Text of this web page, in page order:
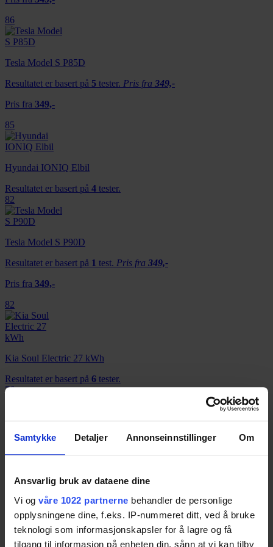
Samtykke Detaljer Annonseinnstillinger Om
Ansvarlig bruk av dataene dine
Vi og våre 1022 partnerne behandler de personlige
opplysningene dine, f.eks. IP-nummeret ditt, ved å bruke
teknologi som informasjonskapsler for å lagre og få
tilgang til informasjon på enheten din, sånn at vi kan tilby
86
Tesla Model S P85D
Resultatet er basert på 5 tester. Pris fra 349,-
Pris fra 349,-
85
Hyundai IONIQ Elbil
Resultatet er basert på 4 tester.
82
Tesla Model S P90D
Resultatet er basert på 1 test. Pris fra 349,-
Pris fra 349,-
82
Kia Soul Electric 27 kWh
Resultatet er basert på 6 tester.
76
Volkswagen e-Golf (2014)
Resultatet er basert på
BMW i3 94Ah
Resultatet er basert på3tester.